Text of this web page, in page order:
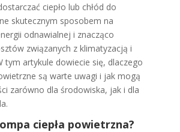
ciepło lub chłód do
skutecznym sposobem na
odnawialnej i znacząco
związanych z klimatyzacją i
tym artykule dowiecie się, dlaczego
są warte uwagi i jak mogą
zarówno dla środowiska, jak i dla
ciepła powietrzna?